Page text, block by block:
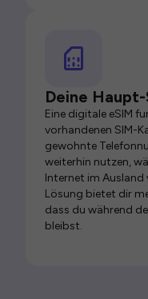
Deine
Eine digitale eSIM
vorhandenen SIM-
gewohnte
weiterhin nutzen,
Internet im Ausland
Lösung bietet dir
dass du während
bleibst.